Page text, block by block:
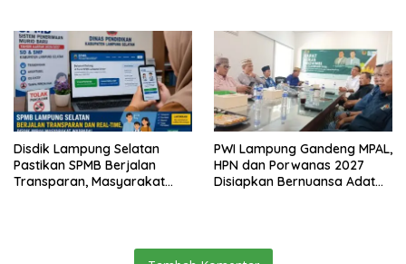
Disdik Lampung Selatan
Pastikan SPMB Berjalan
Transparan, Masyarakat
PWI Lampung Gandeng MPAL,
HPN dan Porwanas 2027
Disiapkan Bernuansa Adat